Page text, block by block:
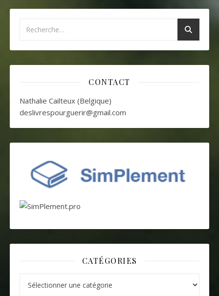
CONTACT
Nathalie Cailteux (Belgique)
deslivrespourguerir@gmail.com
CATÉGORIES